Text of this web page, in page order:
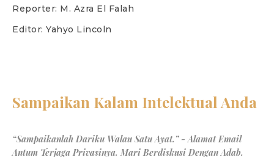
Reporter: M. Azra El Falah
Editor: Yahyo Lincoln